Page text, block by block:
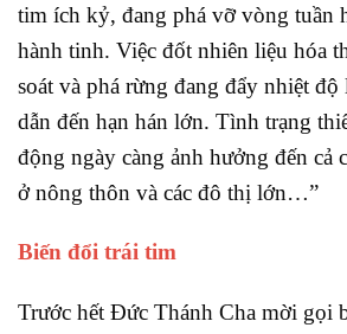
tim ích kỷ, đang phá vỡ vòng tuần
hành tinh. Việc đốt nhiên liệu hóa
soát và phá rừng đang đẩy nhiệt độ
dẫn đến hạn hán lớn. Tình trạng
động ngày càng ảnh hưởng đến cả
ở nông thôn và các đô thị lớn…”
Biến đổi trái tim
Trước hết Đức Thánh Cha mời gọi